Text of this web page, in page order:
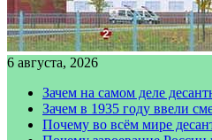
6 августа, 2026
Зачем на самом деле
Зачем в 1935 году ввели
Почему во всём мире